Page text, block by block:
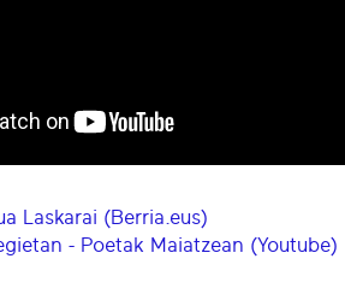
Laskarai (Berria.eus)
- Poetak Maiatzean (Youtube)